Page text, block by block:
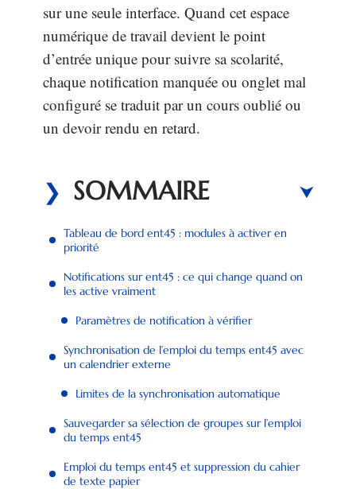
sur une seule interface. Quand cet espace
numérique de travail devient le point
d’entrée unique pour suivre sa scolarité,
chaque notification manquée ou onglet mal
configuré se traduit par un cours oublié ou
un devoir rendu en retard.
SOMMAIRE
Tableau de bord ent45 : modules à activer en
priorité
Notifications sur ent45 : ce qui change quand on
les active vraiment
Paramètres de notification à vérifier
Synchronisation de l’emploi du temps ent45 avec
un calendrier externe
Limites de la synchronisation automatique
Sauvegarder sa sélection de groupes sur l’emploi
du temps ent45
Emploi du temps ent45 et suppression du cahier
de texte papier